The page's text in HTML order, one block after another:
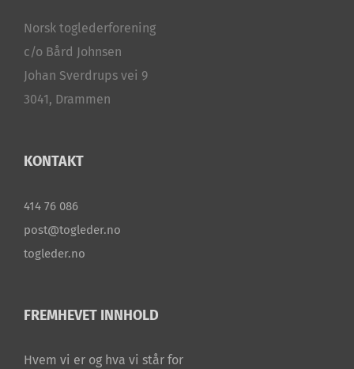
Norsk toglederforening
c/o Bård Johnsen
Johan Sverdrups vei 9
3041, Drammen
KONTAKT
414 76 086
post@togleder.no
togleder.no
FREMHEVET INNHOLD
Hvem vi er og hva vi står for